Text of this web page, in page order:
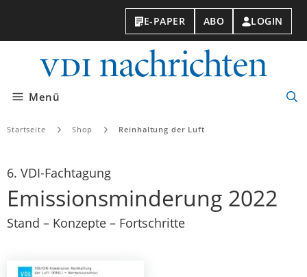
E-PAPER ABO LOGIN
Menü
Startseite Shop Reinhaltung der Luft
6. VDI-Fachtagung
Emissionsminderung 2022
Stand – Konzepte – Fortschritte